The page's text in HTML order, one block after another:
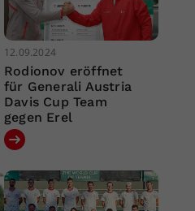
12.09.2024
Rodionov eröffnet
für Generali Austria
Davis Cup Team
gegen Erel